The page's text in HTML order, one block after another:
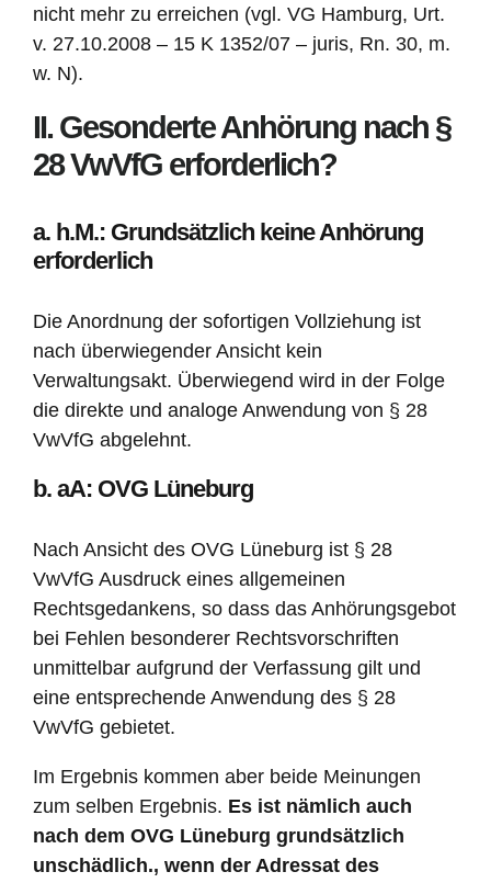
nicht mehr zu erreichen (vgl. VG Hamburg, Urt.
v. 27.10.2008 – 15 K 1352/07 – juris, Rn. 30, m.
w. N).
II. Gesonderte Anhörung nach §
28 VwVfG erforderlich?
a. h.M.: Grundsätzlich keine Anhörung
erforderlich
Die Anordnung der sofortigen Vollziehung ist
nach überwiegender Ansicht kein
Verwaltungsakt. Überwiegend wird in der Folge
die direkte und analoge Anwendung von § 28
VwVfG abgelehnt.
b. aA: OVG Lüneburg
Nach Ansicht des OVG Lüneburg ist § 28
VwVfG Ausdruck eines allgemeinen
Rechtsgedankens, so dass das Anhörungsgebot
bei Fehlen besonderer Rechtsvorschriften
unmittelbar aufgrund der Verfassung gilt und
eine entsprechende Anwendung des § 28
VwVfG gebietet.
Im Ergebnis kommen aber beide Meinungen
zum selben Ergebnis. Es ist nämlich auch
nach dem OVG Lüneburg grundsätzlich
unschädlich., wenn der Adressat des